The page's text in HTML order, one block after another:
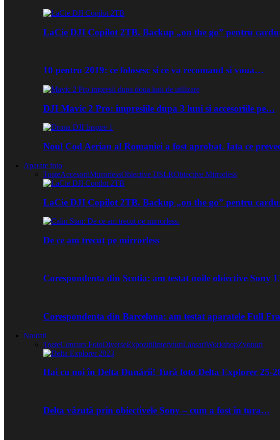
LaCie DJI Copilot 2TB. Backup „on the go” pentru
10 pentru 2019: ce folosesc si ce va recomand si voua…
DJI Mavic 2 Pro: impresiile dupa 3 luni si accesoriile pe…
Noul Cod Aerian al Romaniei a fost aprobat. Iata ce
Aparate foto
ToateAccesoriiMirrorlessObiective DSLRObiective Mirrorless
LaCie DJI Copilot 2TB. Backup „on the go” pentru
De ce am trecut pe mirrorless
Corespondenta din Scotia: am testat noile obiective Sony
Corespondenta din Barcelona: am testat aparatele Full
Noutati
ToateConcurs FotoDiverseExpozitiiInterviuriLansariWorkshopZvonuri
Hai cu noi în Delta Dunării! Tură foto Delta Explorer 25-
Delta văzută prin obiectivele Sony – cum a fost în tura…